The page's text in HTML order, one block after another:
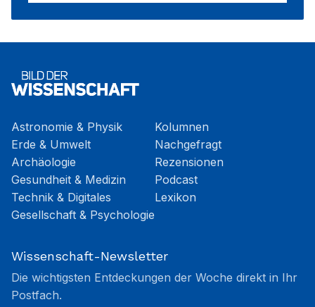
Astronomie & Physik
Erde & Umwelt
Archäologie
Gesundheit & Medizin
Technik & Digitales
Gesellschaft & Psychologie
Kolumnen
Nachgefragt
Rezensionen
Podcast
Lexikon
Wissenschaft-Newsletter
Die wichtigsten Entdeckungen der Woche direkt in Ihr
Postfach.